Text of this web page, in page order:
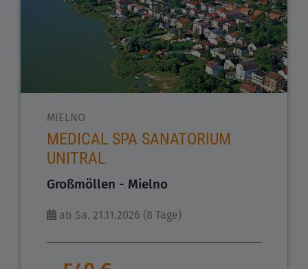
MIELNO
MEDICAL SPA SANATORIUM
UNITRAL
Großmöllen - Mielno
ab Sa. 21.11.2026 (8 Tage)